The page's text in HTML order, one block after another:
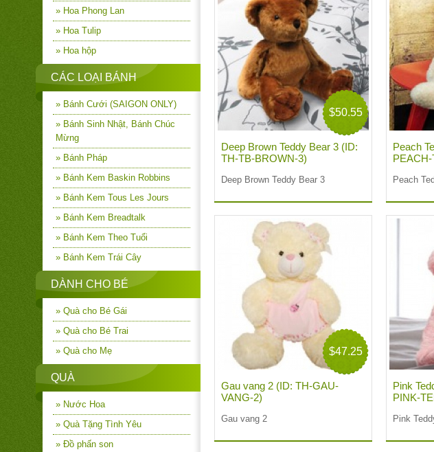
» Hoa Phong Lan
» Hoa Tulip
» Hoa hộp
CÁC LOẠI BÁNH
» Bánh Cưới (SAIGON ONLY)
» Bánh Sinh Nhật, Bánh Chúc
Mừng
» Bánh Pháp
» Bánh Kem Baskin Robbins
» Bánh Kem Tous Les Jours
» Bánh Kem Breadtalk
» Bánh Kem Theo Tuổi
» Bánh Kem Trái Cây
DÀNH CHO BÉ
» Quà cho Bé Gái
» Quà cho Bé Trai
» Quà cho Mẹ
QUÀ
» Nước Hoa
» Quà Tặng Tình Yêu
» Đồ phấn son
$50.55
Deep Brown Teddy Bear 3 (ID:
TH-TB-BROWN-3)
Deep Brown Teddy Bear 3
Peach
PEACH-
Peach
$47.25
Gau vang 2 (ID: TH-GAU-
VANG-2)
Gau vang 2
Pink
PINK-
Pink